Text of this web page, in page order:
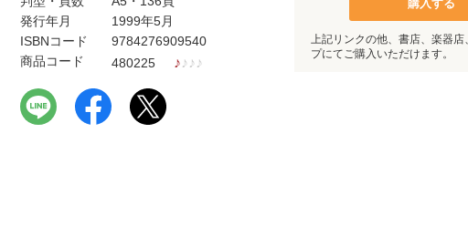
発行年月
1999年5月
ISBNコード
9784276909540
商品コード
480225 ♪♪ ♪ ♪
購入する
上記リンクの他、書店、楽器店
プにてご購入いただけます。